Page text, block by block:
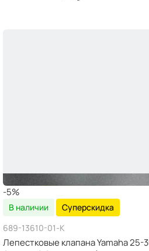
-5%
В наличии
Суперскидка
689-13610-01-K
Лепестковые клапана Yamaha 25-